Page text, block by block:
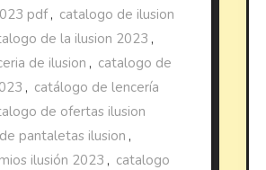
pdf, catalogo de ilusion
de la ilusion 2023 ,
de ilusion , catalogo de
, catálogo de lencería
de ofertas ilusion
pantaletas ilusion ,
ilusión 2023 , catalogo